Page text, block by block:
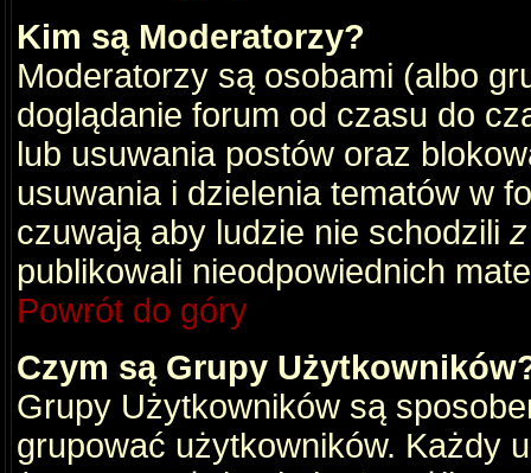
Kim są Moderatorzy?
Moderatorzy są osobami (albo
doglądanie forum od czasu do
lub usuwania postów oraz
usuwania i dzielenia tematów w
czuwają aby ludzie nie schodzili
publikowali nieodpowiednich
Powrót do góry
Czym są Grupy
Grupy Użytkowników są
grupować użytkowników. Każdy